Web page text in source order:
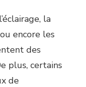
la
encore les
des
plus, certains
de